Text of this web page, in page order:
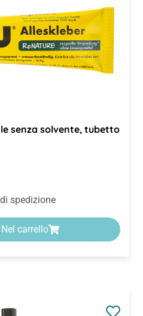
senza solvente, tubetto
spedizione
Nel carrello